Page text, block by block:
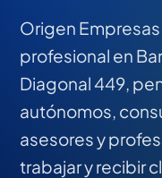
Origen
profesional en
Diagonal 449,
autónomos,
asesores y
trabajar y recibir